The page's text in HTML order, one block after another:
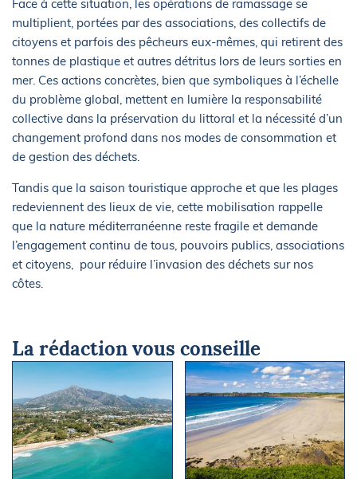
Face à cette situation, les opérations de ramassage se
multiplient, portées par des associations, des collectifs de
citoyens et parfois des pêcheurs eux-mêmes, qui retirent des
tonnes de plastique et autres détritus lors de leurs sorties en
mer. Ces actions concrètes, bien que symboliques à l’échelle
du problème global, mettent en lumière la responsabilité
collective dans la préservation du littoral et la nécessité d’un
changement profond dans nos modes de consommation et
de gestion des déchets.
Tandis que la saison touristique approche et que les plages
redeviennent des lieux de vie, cette mobilisation rappelle
que la nature méditerranéenne reste fragile et demande
l’engagement continu de tous, pouvoirs publics, associations
et citoyens, pour réduire l’invasion des déchets sur nos
côtes.
La rédaction vous conseille